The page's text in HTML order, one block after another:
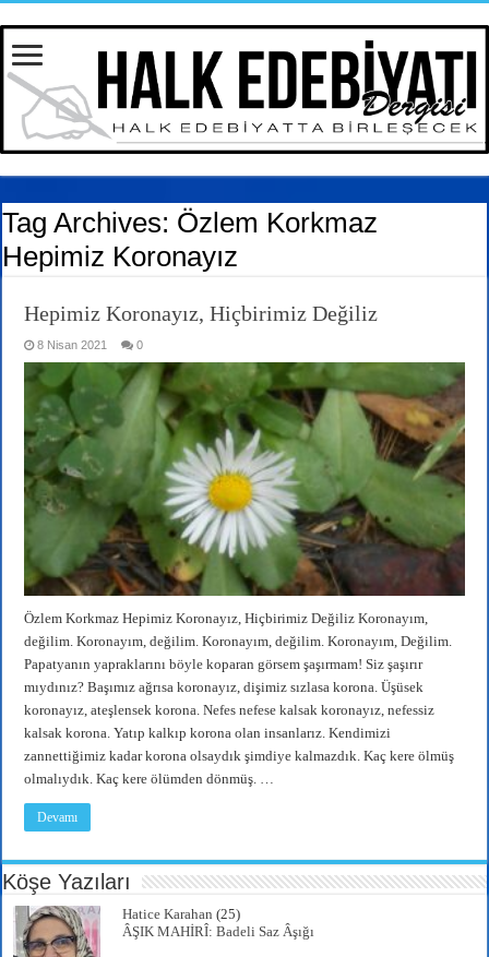
Tag Archives: Özlem Korkmaz
Hepimiz Koronayız
Hepimiz Koronayız, Hiçbirimiz Değiliz
8 Nisan 2021 0
Özlem Korkmaz Hepimiz Koronayız, Hiçbirimiz Değiliz Koronayım,
değilim. Koronayım, değilim. Koronayım, değilim. Koronayım, Değilim.
Papatyanın yapraklarını böyle koparan görsem şaşırmam! Siz şaşırır
mıydınız? Başımız ağrısa koronayız, dişimiz sızlasa korona. Üşüsek
koronayız, ateşlensek korona. Nefes nefese kalsak koronayız, nefessiz
kalsak korona. Yatıp kalkıp korona olan insanlarız. Kendimizi
zannettiğimiz kadar korona olsaydık şimdiye kalmazdık. Kaç kere ölmüş
olmalıydık. Kaç kere ölümden dönmüş. …
Devamı
Köşe Yazıları
Hatice Karahan (25)
ÂŞIK MAHİRÎ: Badeli Saz Âşığı